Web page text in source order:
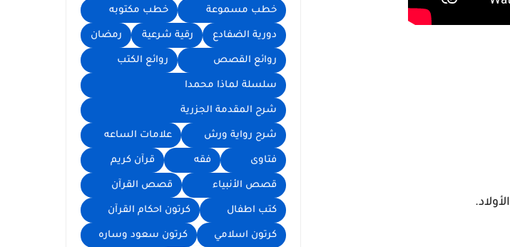
خطب مسموعة خطب مكتوبه
دورية الضفادع رقية شرعية رمضان
روائع القصص روائع الكتب
سلسلة لماذا محمدا
شرح المقدمة الجزرية
شرح رواية ورش علامات الساعه
فتاوى فقه قرآن كريم
قصص الأنبياء قصص القرآن
كتب اطفال كرتون احكام القرآن
كرتون اسلامي كرتون سعود وساره